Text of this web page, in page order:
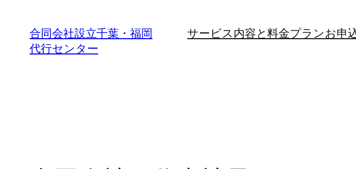
合同会社設立千葉・福岡
代行センター
サービス内容と料金プランお申